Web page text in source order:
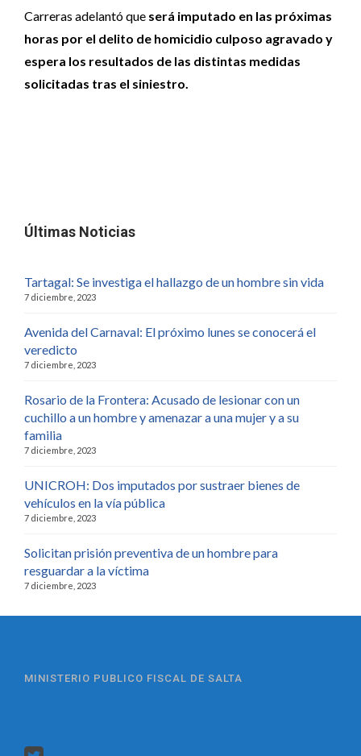
Carreras adelantó que será imputado en las próximas
horas por el delito de homicidio culposo agravado y
espera los resultados de las distintas medidas
solicitadas tras el siniestro.
Últimas Noticias
Tartagal: Se investiga el hallazgo de un hombre sin vida
7 diciembre, 2023
Avenida del Carnaval: El próximo lunes se conocerá el
veredicto
7 diciembre, 2023
Rosario de la Frontera: Acusado de lesionar con un
cuchillo a un hombre y amenazar a una mujer y a su
familia
7 diciembre, 2023
UNICROH: Dos imputados por sustraer bienes de
vehículos en la vía pública
7 diciembre, 2023
Solicitan prisión preventiva de un hombre para
resguardar a la víctima
7 diciembre, 2023
MINISTERIO PUBLICO FISCAL DE SALTA